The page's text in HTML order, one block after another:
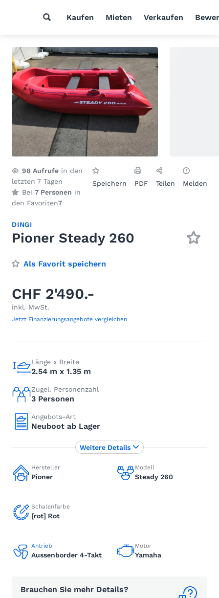
Kaufen Mieten Verkaufen
98 Aufrufe in den
letzten 7 Tagen
Bei 7 Personen in
den Favoriten7
Speichern PDF Teilen Melden
DINGI
Pioner Steady 260
Als Favorit speichern
CHF 2'490.-
inkl. MwSt.
Jetzt Finanzierungsangebote vergleichen
Länge x Breite
2.54 m x 1.35 m
Zugel. Personenzahl
3 Personen
Angebots-Art
Neuboot ab Lager
Hersteller
Pioner
Modell
Steady 260
Schalenfarbe
[rot] Rot
Antrieb
Aussenborder 4-Takt
Motor
Yamaha
Brauchen Sie mehr Details?
Weitere Details